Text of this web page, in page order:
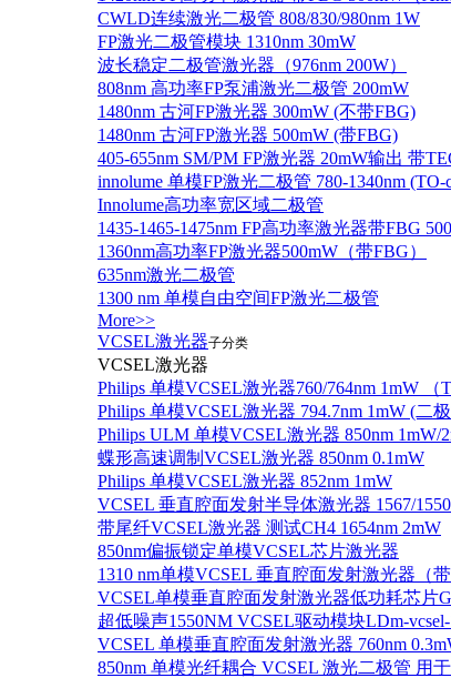
CWLD连续激光二极管 808/830/980nm 1W
FP激光二极管模块 1310nm 30mW
波长稳定二极管激光器（976nm 200W）
808nm 高功率FP泵浦激光二极管 200mW
1480nm 古河FP激光器 300mW (不带FBG)
1480nm 古河FP激光器 500mW (带FBG)
405-655nm SM/PM FP激光器 20mW输出 带
innolume 单模FP激光二极管 780-1340nm
Innolume高功率宽区域二极管
1435-1465-1475nm FP高功率激光器带FBG
1360nm高功率FP激光器500mW（带FBG）
635nm激光二极管
1300 nm 单模自由空间FP激光二极管
More>>
VCSEL激光器子分类
VCSEL激光器
Philips 单模VCSEL激光器760/764nm 1mW （
Philips 单模VCSEL激光器 794.7nm 1mW (二
Philips ULM 单模VCSEL激光器 850nm 1mW/
蝶形高速调制VCSEL激光器 850nm 0.1mW
Philips 单模VCSEL激光器 852nm 1mW
VCSEL 垂直腔面发射半导体激光器 1567/
带尾纤VCSEL激光器 测试CH4 1654nm 2mW
850nm偏振锁定单模VCSEL芯片激光器
1310 nm单模VCSEL 垂直腔面发射激光器（带
VCSEL单模垂直腔面发射激光器低功耗芯片
超低噪声1550NM VCSEL驱动模块LDm-vcsel-
VCSEL 单模垂直腔面发射激光器 760nm
850nm 单模光纤耦合 VCSEL 激光二极管 用